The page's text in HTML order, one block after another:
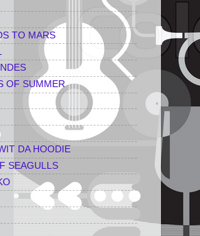
TO MARS
OF SUMMER
DA HOODIE
SEAGULLS